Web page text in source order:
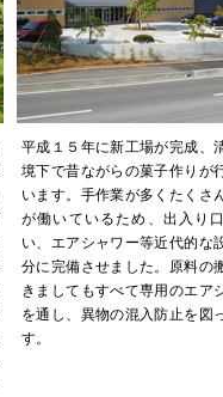
平成１５年に新工場が完成、
境下で昔ながらの菓子作りが
います。手作業が多くたくさ
が働いているため、出入り
い、エアシャワー等近代的な
分に完備させました。原料の
きましてもすべて専用のエア
を通し、異物の混入防止を図
す。